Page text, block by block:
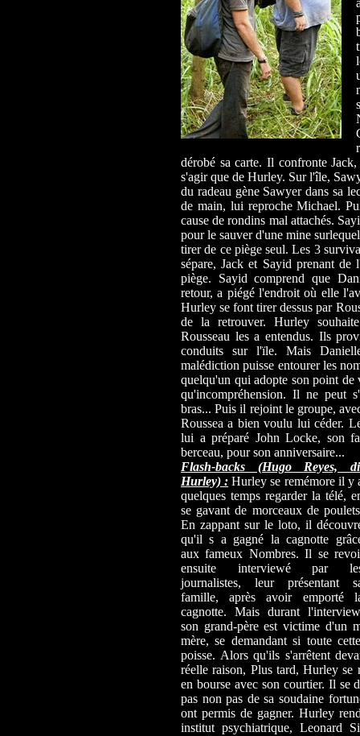
dérobé sa carte. Il confronte
s'agir que de Hurley. Sur l'île,
du radeau gène Sawyer dans sa
de main, lui reproche Michael.
cause de rondins mal attachés.
pour le sauver d'une mine
tirer de ce piège seul. Les 3
sépare, Jack et Sayid prenant de
piège. Sayid comprend que
retour, a piégé l'endroit où elle
Hurley se font tirer dessus par
de la retrouver. Hurley
Rousseau les a entendus. Ils
conduits sur l'ïle. Mais
malédiction puisse entourer les
quelqu'un qui adopte son point de
qu'incompréhension. Il ne peut
bras... Puis il rejoint le groupe,
Roussea a bien voulu lui céder.
lui a préparé John Locke, son
berceau, pour son anniversaire...
Flash-backs (Hugo Reyes,
Hurley) : Hurley se remémore il y
quelques temps regarder la télé,
se gavant de morceaux de
En zappant sur le loto, il
qu'il s a gagné la cagnotte
aux fameux Nombres. Il se
ensuite interviewé par
journalistes, leur présentant
famille, après avoir emporté
cagnotte. Mais durant
son grand-père est victime d'un
mère, se demandant si toute
poisse. Alors qu'ils s'arrêtent
réelle raison, Plus tard, Hurley se
en bourse avec son courtier. Il se
pas non pas de sa soudaine
ont permis de gagner. Hurley
institut psychiatrique, Leonard